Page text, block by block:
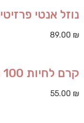
נוזל אנטי פרזיטים
89.00 ₪
קרם לחיות 100 מ"ל
55.00 ₪